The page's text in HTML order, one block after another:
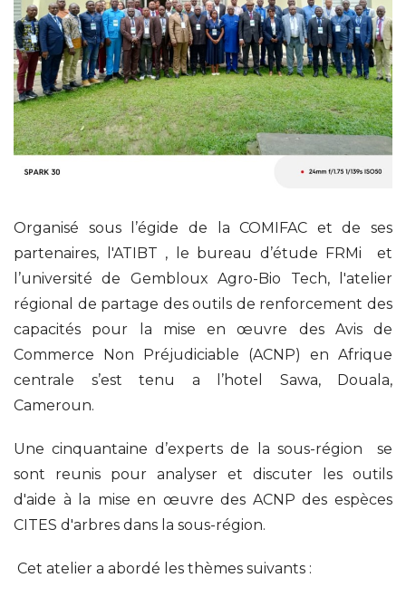
Organisé sous l’égide de la COMIFAC et de ses
partenaires, l'ATIBT , le bureau d’étude FRMi et
l’université de Gembloux Agro-Bio Tech, l'atelier
régional de partage des outils de renforcement des
capacités pour la mise en œuvre des Avis de
Commerce Non Préjudiciable (ACNP) en Afrique
centrale s’est tenu a l’hotel Sawa, Douala,
Cameroun.
Une cinquantaine d’experts de la sous-région se
sont reunis pour analyser et discuter les outils
d'aide à la mise en œuvre des ACNP des espèces
CITES d'arbres dans la sous-région.
Cet atelier a abordé les thèmes suivants :